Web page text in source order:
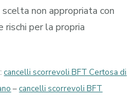
non appropriata con
per la propria
cancelli scorrevoli BFT Certosa di
–cancelli scorrevoli BFT